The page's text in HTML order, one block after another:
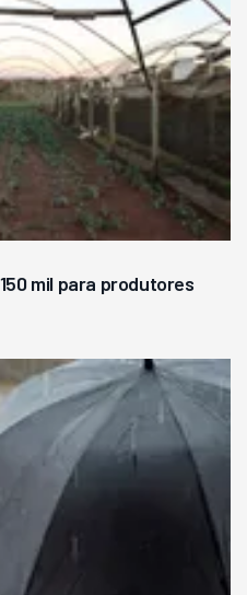
mil para produtores